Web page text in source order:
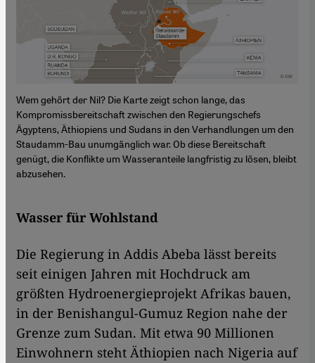
Wem gehört der Nil? Die Karte zeigt schon lange, das
Kompromissbereitschaft zwischen den Regierungschefs
Ägyptens, Äthiopiens und Sudans in den Verhandlungen um den
Staudamm-Bau unumgänglich war. Ob diese Bereitschaft
genügt, die Konflikte um Wasseranteile langfristig zu lösen, bleibt
abzusehen.
Wasser für Wohlstand
Die Regierung in Addis Abeba lässt bereits
seit einigen Jahren mit Hochdruck am
größten Hydroenergieprojekt Afrikas bauen,
in der Benishangul-Gumuz Region nahe der
Grenze zum Sudan. Mit etwa 90 Millionen
Einwohnern steht Äthiopien nach Nigeria auf